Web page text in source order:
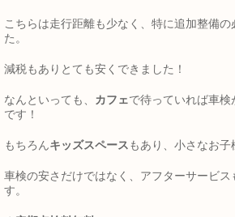
こちらは走行距離も少なく、特に追加整備の
た。
減税もありとても安くできました！
なんといっても、 カフェで待っていれば車検
です！
もちろんキッズスペースもあり、小さなお子
車検の安さだけではなく、アフターサービス
す。